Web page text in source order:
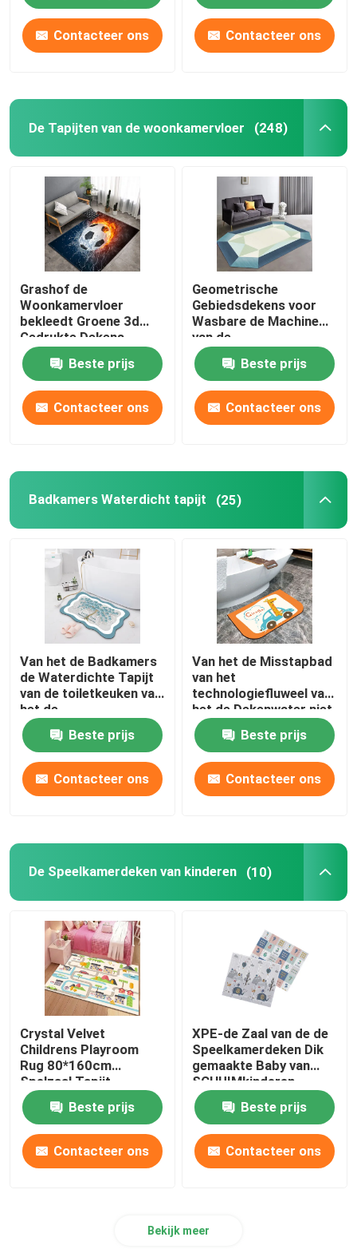
PRODUCTEN
ONGEVEER DE V.S.
Fabrieksreis
Kwaliteitscontrole
Verzoek om een Citaat
De Deken van het vloertapijt
De Tapijten van de slaapkamervloer
De Tapijten van de woonkamervloer
Badkamers Waterdicht tapijt
De Speelkamerdeken van kinderen
De Mat van de stoelvloer
mat van de eco de vriendschappelijke yoga
Wasbaar Keukentapijt
De Matten van de Misstap niet Trede
De Mat van de motorfietsvloer
Het Kussen van toiletseat
Commerciële vloermat
de dekens van het pluizig lakengebied
de reeks van de toiletmat
Vuurvast Isolatiemateriaal
Contacteer ons Contacteer ons
De Tapijten van de woonkamervloer (248)
Grashof de
Woonkamervloer
bekleedt Groene 3d
Gedrukte Dekens
1.5*1m
Beste prijs
Contacteer ons
Geometrische
Gebiedsdekens voor
Wasbare de Machine
van de
Woonkamerslaapkamer
Beste prijs
Contacteer ons
Badkamers Waterdicht tapijt (25)
Van het de Badkamers
de Waterdichte Tapijt
van de toiletkeuken van
het de
Technologiefluweel
Mat van de het
Beeldverhaalvloer
Beste prijs
Contacteer ons
Van het de Misstapbad
van het
technologiefluweel van
het de Dekenwater niet
van de de Absorptie de
Antisteunbalk Vloer
Mat Half Round
Beste prijs
Contacteer ons
De Speelkamerdeken van kinderen (10)
Crystal Velvet
Childrens Playroom
Rug 80*160cm
Spelzaal Tapijt
Beste prijs
Contacteer ons
XPE-de Zaal van de de
Speelkamerdeken Dik
gemaakte Baby van
SCHUIMkinderen
Vouwbare Kruipende
Mat
Beste prijs
Contacteer ons
Bekijk meer